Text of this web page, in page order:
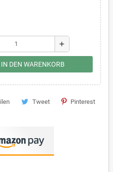
add
IN DEN WARENKORB
Tweet Pinterest